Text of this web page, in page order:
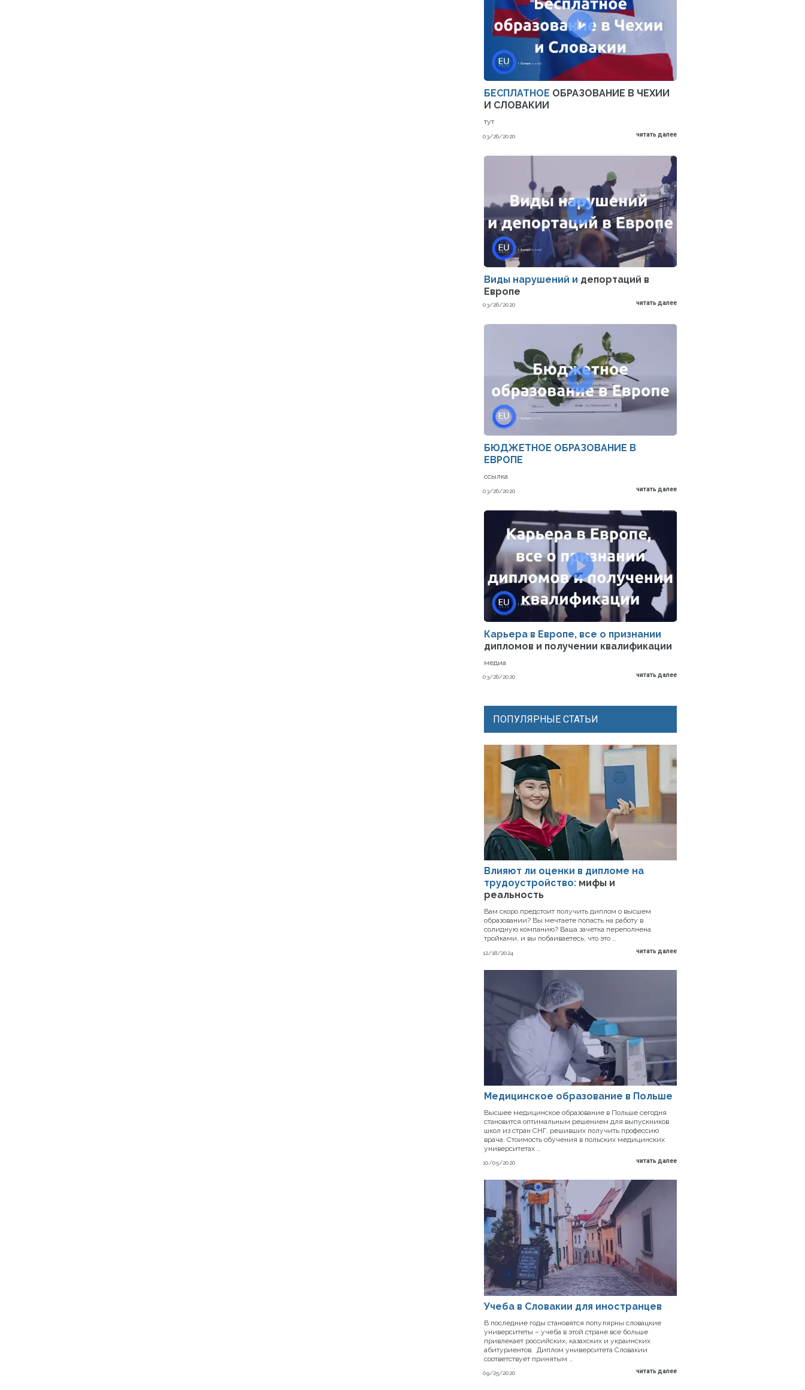
БЕСПЛАТНОЕ ОБРАЗОВАНИЕ В ЧЕХИИ
И СЛОВАКИИ
03/26/2020
тут
читать далее
Виды нарушений и депортаций в
Европе
03/26/2020 читать далее
БЮДЖЕТНОЕ ОБРАЗОВАНИЕ В
ЕВРОПЕ
03/26/2020
ссылка
читать далее
Карьера в Европе, все о признании
дипломов и получении квалификации
03/26/2020
медиа
читать далее
ПОПУЛЯРНЫЕ СТАТЬИ
Влияют ли оценки в дипломе на
трудоустройство: мифы и
реальность
12/18/2024
Вам скоро предстоит получить диплом о высшем
образовании? Вы мечтаете попасть на работу в
солидную компанию? Ваша зачетка переполнена
тройками, и вы побаиваетесь, что это …
читать далее
Медицинское образование в Польше
10/05/2020
Высшее медицинское образование в Польше сегодня
становится оптимальным решением для выпускников
школ из стран СНГ, решивших получить профессию
врача. Стоимость обучения в польских медицинских
университетах …
читать далее
Учеба в Словакии для иностранцев
09/25/2020
В последние годы становятся популярны словацкие
университеты – учеба в этой стране все больше
привлекает российских, казахских и украинских
абитуриентов. Диплом университета Словакии
соответствует принятым …
читать далее